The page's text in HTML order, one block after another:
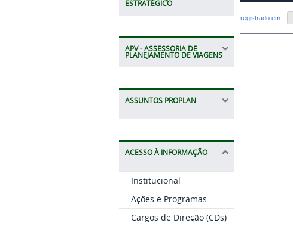
ESTRATÉGICO
APV - ASSESSORIA DE
PLANEJAMENTO DE VIAGENS
ASSUNTOS PROPLAN
ACESSO À INFORMAÇÃO
Institucional
Ações e Programas
Cargos de Direção (CDs)
registrado em: